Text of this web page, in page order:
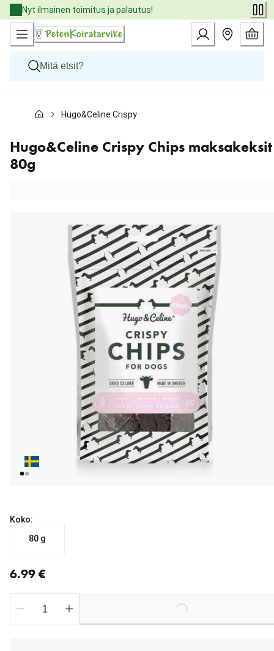
Skip
to
Content
Nyt ilmainen toimitus ja palautus!
Kissat
Eläinlääkäriruoat
Tuotemerkit
Uutuudet
Hugo&Celine Crispy Chips maksakeksit 80g
Hugo&Celine Crispy Chips maksakeksit
80g
Koko:
80 g
6.99 €
Loading...